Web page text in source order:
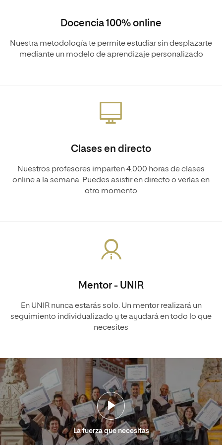
Docencia 100% online
Nuestra metodología te permite estudiar sin desplazarte
mediante un modelo de aprendizaje personalizado
Clases en directo
Nuestros profesores imparten 4.000 horas de clases
online a la semana. Puedes asistir en directo o verlas en
otro momento
Mentor - UNIR
En UNIR nunca estarás solo. Un mentor realizará un
seguimiento individualizado y te ayudará en todo lo que
necesites
La fuerza que necesitas